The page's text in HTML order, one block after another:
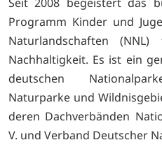
Programm Kinder und
Naturlandschaften
Nachhaltigkeit. Es ist ein
deutschen
Naturparke und
deren Dachverbänden
V. und Verband Deutscher